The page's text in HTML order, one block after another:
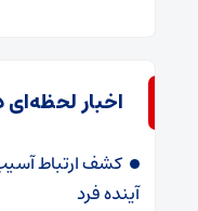
اخبار
کشف ارتباط
آینده فرد